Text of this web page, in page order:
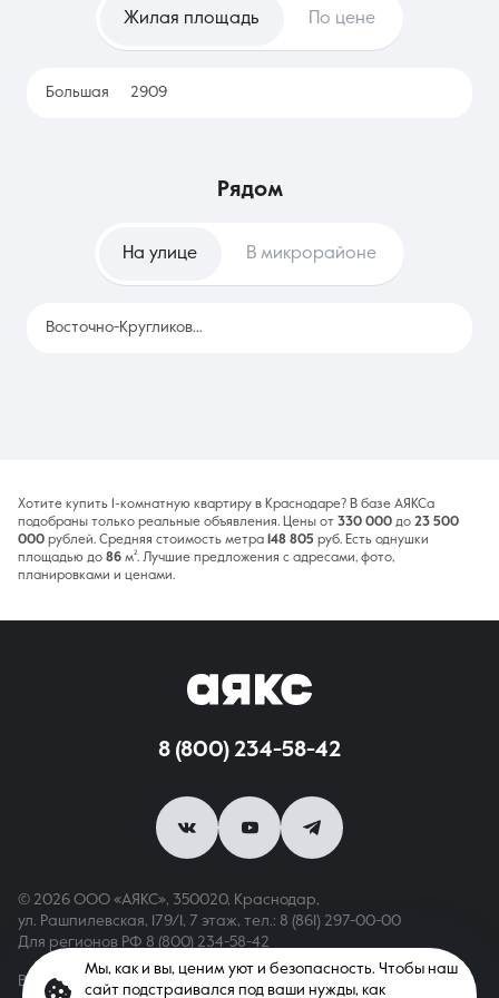
только планирует переезд или часто меняет место работы,
позволяя изучить разные локации без привязки к
конкретному адресу и значительных разовых трат.
Жилая площадь По цене
Большая 2909
рядом
На улице В микрорайоне
Восточно-Кругликовская
Хотите купить 1-комнатную квартиру в Краснодаре? В базе АЯКСа
подобраны только реальные объявления. Цены от 330 000 до 23 500
000 рублей. Средняя стоимость метра 148 805 руб. Есть однушки
площадью до 86 м². Лучшие предложения с адресами, фото,
планировками и ценами.
8 (800) 234-58-42
© 2026 ООО «АЯКС», 350020, Краснодар,
ул. Рашпилевская, 179/1, 7 этаж, тел.: 8 (861) 297-00-00
Для регионов РФ 8 (800) 234-58-42
Вся информация, опубликованная на сайте, носит только
Мы, как и вы, ценим уют и безопасность. Чтобы наш
сайт подстраивался под ваши нужды, как